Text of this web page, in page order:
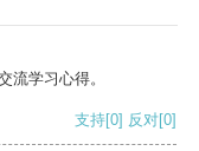
流学习心得。
支持[0] 反对[0]